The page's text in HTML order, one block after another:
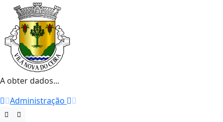
A obter dados...
Administração